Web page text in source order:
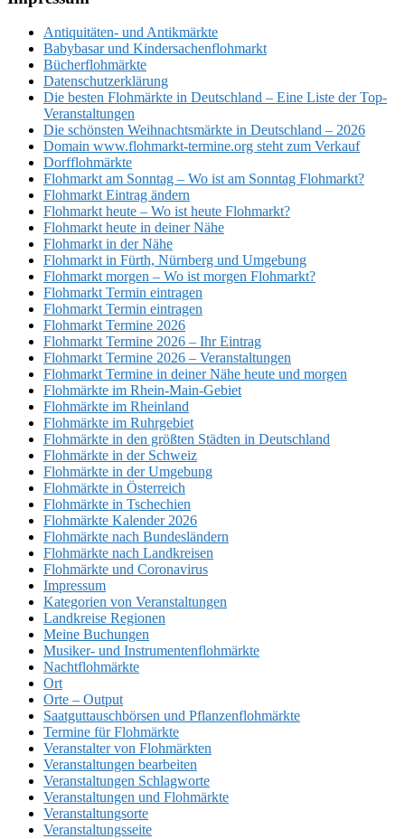
Antiquitäten- und Antikmärkte
Babybasar und Kindersachenflohmarkt
Bücherflohmärkte
Datenschutzerklärung
Die besten Flohmärkte in Deutschland – Eine Liste der Top-
Veranstaltungen
Die schönsten Weihnachtsmärkte in Deutschland – 2026
Domain www.flohmarkt-termine.org steht zum Verkauf
Dorfflohmärkte
Flohmarkt am Sonntag – Wo ist am Sonntag Flohmarkt?
Flohmarkt Eintrag ändern
Flohmarkt heute – Wo ist heute Flohmarkt?
Flohmarkt heute in deiner Nähe
Flohmarkt in der Nähe
Flohmarkt in Fürth, Nürnberg und Umgebung
Flohmarkt morgen – Wo ist morgen Flohmarkt?
Flohmarkt Termin eintragen
Flohmarkt Termin eintragen
Flohmarkt Termine 2026
Flohmarkt Termine 2026 – Ihr Eintrag
Flohmarkt Termine 2026 – Veranstaltungen
Flohmarkt Termine in deiner Nähe heute und morgen
Flohmärkte im Rhein-Main-Gebiet
Flohmärkte im Rheinland
Flohmärkte im Ruhrgebiet
Flohmärkte in den größten Städten in Deutschland
Flohmärkte in der Schweiz
Flohmärkte in der Umgebung
Flohmärkte in Österreich
Flohmärkte in Tschechien
Flohmärkte Kalender 2026
Flohmärkte nach Bundesländern
Flohmärkte nach Landkreisen
Flohmärkte und Coronavirus
Impressum
Kategorien von Veranstaltungen
Landkreise Regionen
Meine Buchungen
Musiker- und Instrumentenflohmärkte
Nachtflohmärkte
Ort
Orte – Output
Saatguttauschbörsen und Pflanzenflohmärkte
Termine für Flohmärkte
Veranstalter von Flohmärkten
Veranstaltungen bearbeiten
Veranstaltungen Schlagworte
Veranstaltungen und Flohmärkte
Veranstaltungsorte
Veranstaltungsseite